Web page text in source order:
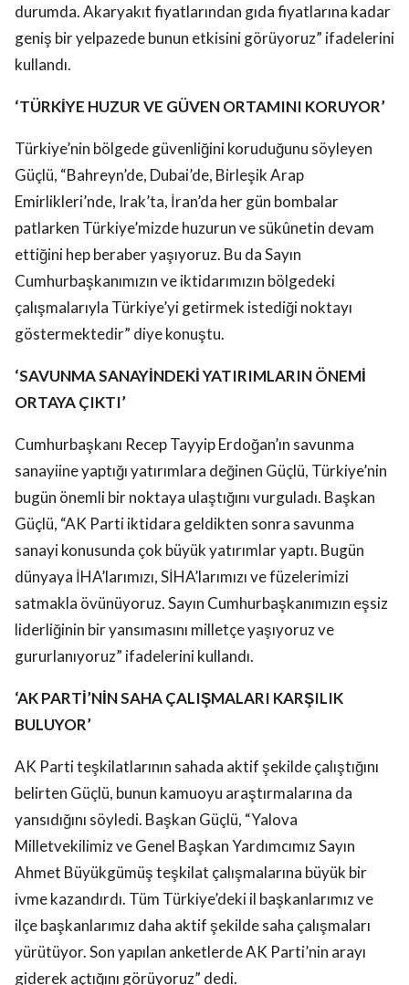
durumda. Akaryakıt fiyatlarından gıda fiyatlarına kadar
geniş bir yelpazede bunun etkisini görüyoruz” ifadelerini
kullandı.
‘TÜRKİYE HUZUR VE GÜVEN ORTAMINI KORUYOR’
Türkiye’nin bölgede güvenliğini koruduğunu söyleyen
Güçlü, “Bahreyn’de, Dubai’de, Birleşik Arap
Emirlikleri’nde, Irak’ta, İran’da her gün bombalar
patlarken Türkiye’mizde huzurun ve sükûnetin devam
ettiğini hep beraber yaşıyoruz. Bu da Sayın
Cumhurbaşkanımızın ve iktidarımızın bölgedeki
çalışmalarıyla Türkiye’yi getirmek istediği noktayı
göstermektedir” diye konuştu.
‘SAVUNMA SANAYİNDEKİ YATIRIMLARIN ÖNEMİ
ORTAYA ÇIKTI’
Cumhurbaşkanı Recep Tayyip Erdoğan’ın savunma
sanayiine yaptığı yatırımlara değinen Güçlü, Türkiye’nin
bugün önemli bir noktaya ulaştığını vurguladı. Başkan
Güçlü, “AK Parti iktidara geldikten sonra savunma
sanayi konusunda çok büyük yatırımlar yaptı. Bugün
dünyaya İHA’larımızı, SİHA’larımızı ve füzelerimizi
satmakla övünüyoruz. Sayın Cumhurbaşkanımızın eşsiz
liderliğinin bir yansımasını milletçe yaşıyoruz ve
gururlanıyoruz” ifadelerini kullandı.
‘AK PARTİ’NİN SAHA ÇALIŞMALARI KARŞILIK
BULUYOR’
AK Parti teşkilatlarının sahada aktif şekilde çalıştığını
belirten Güçlü, bunun kamuoyu araştırmalarına da
yansıdığını söyledi. Başkan Güçlü, “Yalova
Milletvekilimiz ve Genel Başkan Yardımcımız Sayın
Ahmet Büyükgümüş teşkilat çalışmalarına büyük bir
ivme kazandırdı. Tüm Türkiye’deki il başkanlarımız ve
ilçe başkanlarımız daha aktif şekilde saha çalışmaları
yürütüyor. Son yapılan anketlerde AK Parti’nin arayı
giderek açtığını görüyoruz” dedi.